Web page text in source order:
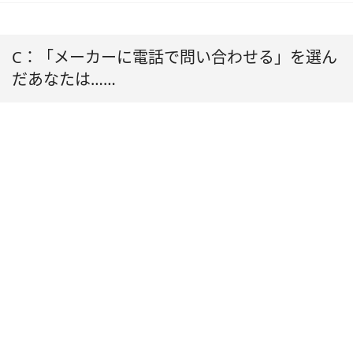
C：「メーカーに電話で問い合わせる」を選ん
だあなたは……